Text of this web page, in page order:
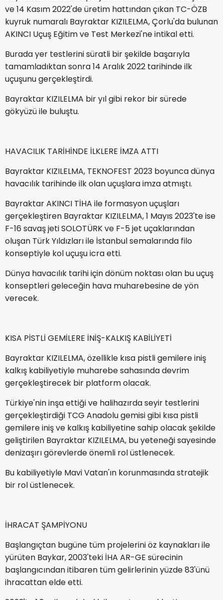
ve 14 Kasım 2022'de üretim hattından çıkan TC-ÖZB
kuyruk numaralı Bayraktar KIZILELMA, Çorlu'da bulunan
AKINCI Uçuş Eğitim ve Test Merkezi'ne intikal etti.
Burada yer testlerini süratli bir şekilde başarıyla
tamamladıktan sonra 14 Aralık 2022 tarihinde ilk
uçuşunu gerçekleştirdi.
Bayraktar KIZILELMA bir yıl gibi rekor bir sürede
gökyüzü ile buluştu.
HAVACILIK TARİHİNDE İLKLERE İMZA ATTI
Bayraktar KIZILELMA, TEKNOFEST 2023 boyunca dünya
havacılık tarihinde ilk olan uçuşlara imza atmıştı.
Bayraktar AKINCI TİHA ile formasyon uçuşları
gerçekleştiren Bayraktar KIZILELMA, 1 Mayıs 2023'te ise
F-16 savaş jeti SOLOTÜRK ve F-5 jet uçaklarından
oluşan Türk Yıldızları ile İstanbul semalarında filo
konseptiyle kol uçuşu icra etti.
Dünya havacılık tarihi için dönüm noktası olan bu uçuş
konseptleri geleceğin hava muharebesine de yön
verecek.
KISA PİSTLİ GEMİLERE İNİŞ-KALKIŞ KABİLİYETİ
Bayraktar KIZILELMA, özellikle kısa pistli gemilere iniş
kalkış kabiliyetiyle muharebe sahasında devrim
gerçekleştirecek bir platform olacak.
Türkiye'nin inşa ettiği ve halihazırda seyir testlerini
gerçekleştirdiği TCG Anadolu gemisi gibi kısa pistli
gemilere iniş ve kalkış kabiliyetine sahip olacak şekilde
geliştirilen Bayraktar KIZILELMA, bu yeteneği sayesinde
denizaşırı görevlerde önemli rol üstlenecek.
Bu kabiliyetiyle Mavi Vatan'ın korunmasında stratejik
bir rol üstlenecek.
İHRACAT ŞAMPİYONU
Başlangıçtan bugüne tüm projelerini öz kaynakları ile
yürüten Baykar, 2003'teki İHA AR-GE sürecinin
başlangıcından itibaren tüm gelirlerinin yüzde 83'ünü
ihracattan elde etti.